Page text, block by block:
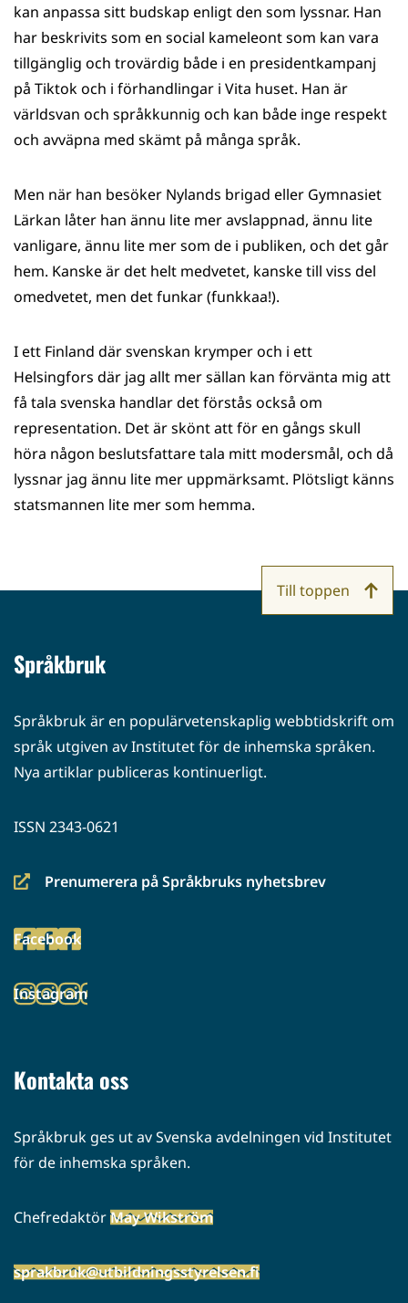
kan anpassa sitt budskap enligt den som lyssnar. Han
har beskrivits som en social kameleont som kan vara
tillgänglig och trovärdig både i en presidentkampanj
på Tiktok och i förhandlingar i Vita huset. Han är
världsvan och språkkunnig och kan både inge respekt
och avväpna med skämt på många språk.
Men när han besöker Nylands brigad eller Gymnasiet
Lärkan låter han ännu lite mer avslappnad, ännu lite
vanligare, ännu lite mer som de i publiken, och det går
hem. Kanske är det helt medvetet, kanske till viss del
omedvetet, men det funkar (funkkaa!).
I ett Finland där svenskan krymper och i ett
Helsingfors där jag allt mer sällan kan förvänta mig att
få tala svenska handlar det förstås också om
representation. Det är skönt att för en gångs skull
höra någon beslutsfattare tala mitt modersmål, och då
lyssnar jag ännu lite mer uppmärksamt. Plötsligt känns
statsmannen lite mer som hemma.
Språkbruk
Språkbruk är en populärvetenskaplig webbtidskrift om
språk utgiven av Institutet för de inhemska språken.
Nya artiklar publiceras kontinuerligt.
ISSN 2343-0621
Prenumerera på Språkbruks nyhetsbrev
(siirryt
palveluun)
Facebook
(siirryt
palveluun)
Instagram
(siirryt
Kontakta oss
Språkbruk ges ut av Svenska avdelningen vid Institutet
för de inhemska språken.
ChefredaktörMay Wikström
sprakbruk@utbildningsstyrelsen.fi
Till toppen